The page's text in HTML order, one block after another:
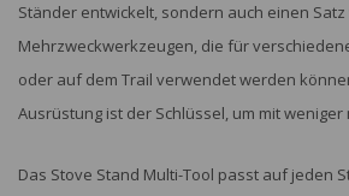
Ständer entwickelt, sondern auch einen Satz
Mehrzweckwerkzeugen, die für
oder auf dem Trail verwendet werden
Ausrüstung ist der Schlüssel, um mit
Das Stove Stand Multi-Tool passt auf jeden